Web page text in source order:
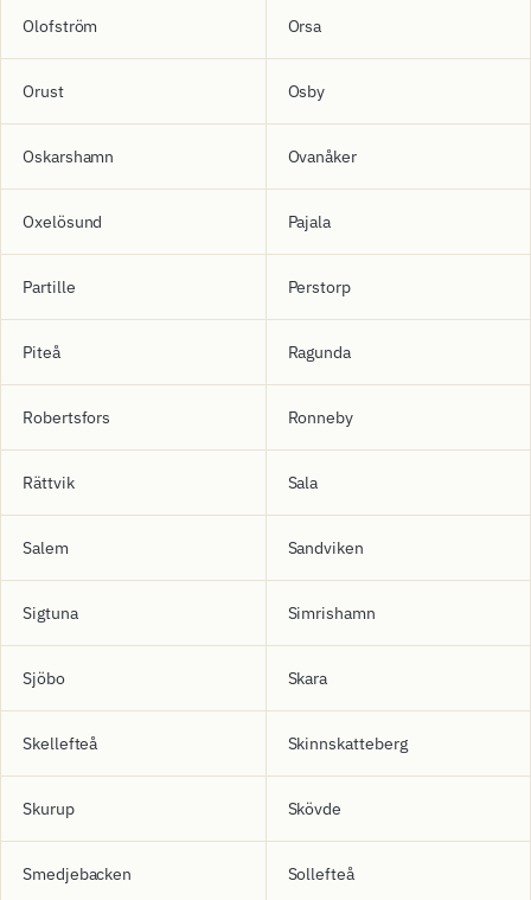
Olofström Orsa
Orust Osby
Oskarshamn Ovanåker
Oxelösund Pajala
Partille Perstorp
Piteå Ragunda
Robertsfors Ronneby
Rättvik Sala
Salem Sandviken
Sigtuna Simrishamn
Sjöbo Skara
Skellefteå Skinnskatteberg
Skurup Skövde
Smedjebacken Sollefteå